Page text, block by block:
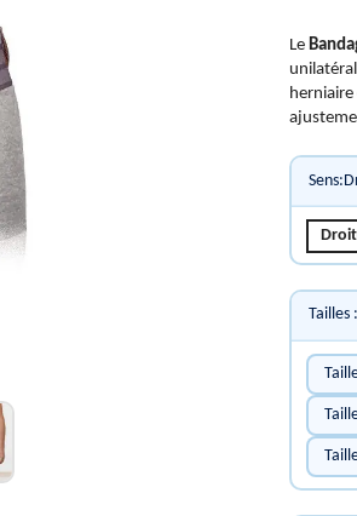
Le
herniaire
Tailles